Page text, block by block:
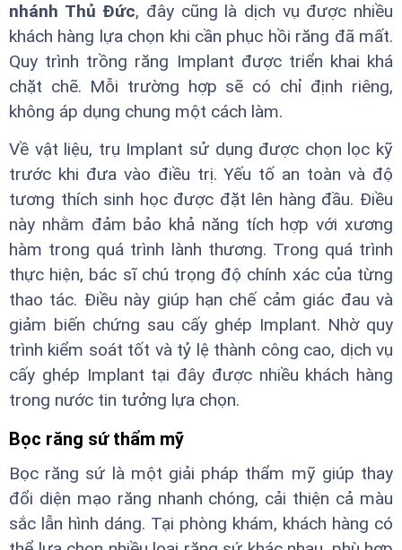
nhánh Thủ Đức, đây cũng là dịch vụ được nhiều
khách hàng lựa chọn khi cần phục hồi răng đã mất.
Quy trình trồng răng Implant được triển khai khá
chặt chẽ. Mỗi trường hợp sẽ có chỉ định riêng,
không áp dụng chung một cách làm.
Về vật liệu, trụ Implant sử dụng được chọn lọc kỹ
trước khi đưa vào điều trị. Yếu tố an toàn và độ
tương thích sinh học được đặt lên hàng đầu. Điều
này nhằm đảm bảo khả năng tích hợp với xương
hàm trong quá trình lành thương. Trong quá trình
thực hiện, bác sĩ chú trọng độ chính xác của từng
thao tác. Điều này giúp hạn chế cảm giác đau và
giảm biến chứng sau cấy ghép Implant. Nhờ quy
trình kiểm soát tốt và tỷ lệ thành công cao, dịch vụ
cấy ghép Implant tại đây được nhiều khách hàng
trong nước tin tưởng lựa chọn.
Bọc răng sứ thẩm mỹ
Bọc răng sứ là một giải pháp thẩm mỹ giúp thay
đổi diện mạo răng nhanh chóng, cải thiện cả màu
sắc lẫn hình dáng. Tại phòng khám, khách hàng có